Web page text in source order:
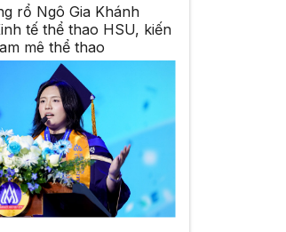
rổ Ngô Gia Khánh
tế thể thao HSU, kiến
mê thể thao